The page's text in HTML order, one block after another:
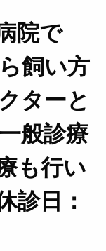
院で
飼い方
ターと
般診療
も行い
診日：